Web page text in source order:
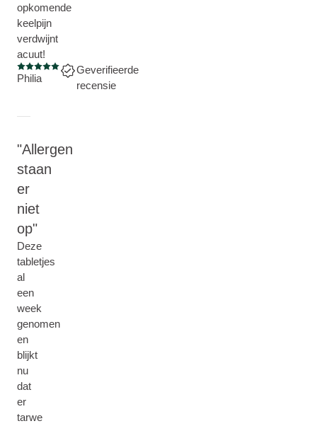
opkomende
keelpijn
verdwijnt
acuut!
Beoordeling: 5 van 5
Philia
Geverifieerde
recensie
Allergen
staan
er
niet
op
Deze
tabletjes
al
een
week
genomen
en
blijkt
nu
dat
er
tarwe